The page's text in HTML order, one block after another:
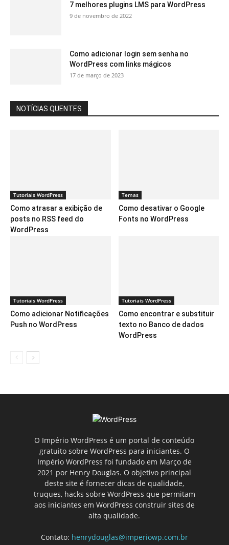
7 melhores plugins LMS para WordPress
9 de novembro de 2022
Como adicionar login sem senha no
WordPress com links mágicos
17 de março de 2023
NOTÍCIAS QUENTES
Tutoriais WordPress
Como atrasar a exibição de
posts no RSS feed do
WordPress
Temas
Como desativar o Google
Fonts no WordPress
Tutoriais WordPress
Como adicionar Notificações
Push no WordPress
Tutoriais WordPress
Como encontrar e substituir
texto no Banco de dados
WordPress
O Império WordPress é um portal de conteúdo
gratuito sobre WordPress para iniciantes. O
Império WordPress foi fundado em Março de
2021 por Henry Douglas. O objetivo principal
deste site é fornecer dicas de qualidade,
truques, hacks sobre WordPress que permitam
aos iniciantes em WordPress construir sites de
alta qualidade.
Contato: henrydouglas@imperiowp.com.br